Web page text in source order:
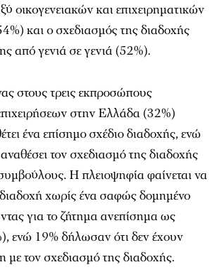
οικογενειακών και επιχειρηματικών
και ο σχεδιασμός της διαδοχής
από γενιά σε γενιά (52%).
στους τρεις εκπροσώπους
στην Ελλάδα (32%)
ένα επίσημο σχέδιο διαδοχής, ενώ
τον σχεδιασμό της διαδοχής
Η πλειοψηφία φαίνεται να
διαδοχή χωρίς ένα σαφώς δομημένο
για το ζήτημα ανεπίσημα ως
ενώ 19% δήλωσαν ότι δεν έχουν
με τον σχεδιασμό της διαδοχής.